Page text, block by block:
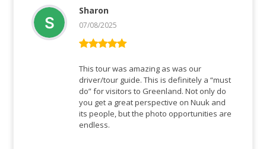
of 5
Sharon
07/08/2025
This tour was amazing as was our
driver/tour guide. This is definitely a “must
do” for visitors to Greenland. Not only do
you get a great perspective on Nuuk and
its people, but the photo opportunities are
endless.